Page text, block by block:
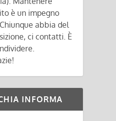
è un impegno
abbia del
ci contatti. È
INFORMA